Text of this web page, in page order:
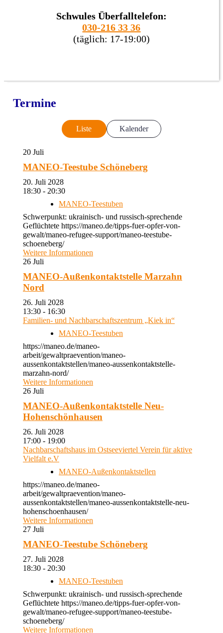
Schwules Überfalltelefon:
030-216 33 36
(täglich: 17-19:00)
Termine
Liste Kalender
20 Juli
MANEO-Teestube Schöneberg
20. Juli 2028
18:30 - 20:30
MANEO-Teestuben
Schwerpunkt: ukrainisch- und russisch-sprechende
Geflüchtete https://maneo.de/tipps-fuer-opfer-von-
gewalt/maneo-refugee-support/maneo-teestube-
schoeneberg/
Weitere Informationen
26 Juli
MANEO-Außenkontaktstelle Marzahn
Nord
26. Juli 2028
13:30 - 16:30
Familien- und Nachbarschaftszentrum „Kiek in“
MANEO-Teestuben
https://maneo.de/maneo-
arbeit/gewaltpraevention/maneo-
aussenkontaktstellen/maneo-aussenkontaktstelle-
marzahn-nord/
Weitere Informationen
26 Juli
MANEO-Außenkontaktstelle Neu-
Hohenschönhausen
26. Juli 2028
17:00 - 19:00
Nachbarschaftshaus im Ostseeviertel Verein für aktive
Vielfalt e.V
MANEO-Außenkontaktstellen
https://maneo.de/maneo-
arbeit/gewaltpraevention/maneo-
aussenkontaktstellen/maneo-aussenkontaktstelle-neu-
hohenschoenhausen/
Weitere Informationen
27 Juli
MANEO-Teestube Schöneberg
27. Juli 2028
18:30 - 20:30
MANEO-Teestuben
Schwerpunkt: ukrainisch- und russisch-sprechende
Geflüchtete https://maneo.de/tipps-fuer-opfer-von-
gewalt/maneo-refugee-support/maneo-teestube-
schoeneberg/
Weitere Informationen